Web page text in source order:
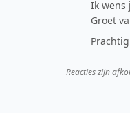
Ik wens
Groet
Reacties zijn